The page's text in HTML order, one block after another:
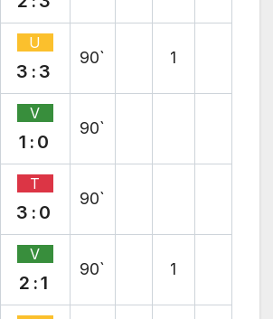
U
3:3
90` 1
V
1:0
90`
T
3:0
90`
V
2:1
90` 1